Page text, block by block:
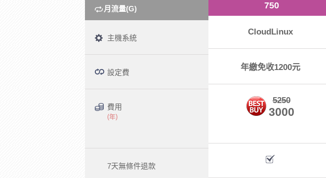
月流量(G)
主機系統
設定費
費用
(年)
7天無條件退款
750
CloudLinux
年繳免收1200元
5250
3000